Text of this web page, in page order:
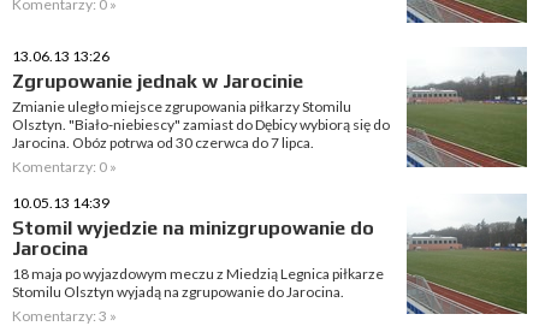
Komentarzy: 0 »
13.06.13 13:26
Zgrupowanie jednak w Jarocinie
Zmianie uległo miejsce zgrupowania piłkarzy Stomilu
Olsztyn. "Biało-niebiescy" zamiast do Dębicy wybiorą się do
Jarocina. Obóz potrwa od 30 czerwca do 7 lipca.
Komentarzy: 0 »
10.05.13 14:39
Stomil wyjedzie na minizgrupowanie do
Jarocina
18 maja po wyjazdowym meczu z Miedzią Legnica piłkarze
Stomilu Olsztyn wyjadą na zgrupowanie do Jarocina.
Komentarzy: 3 »